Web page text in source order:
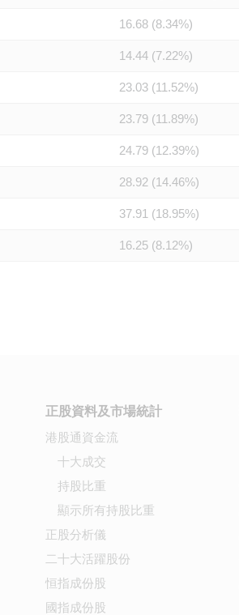
16.68 (8.34%)
14.44 (7.22%)
23.03 (11.52%)
23.79 (11.89%)
24.79 (12.39%)
28.92 (14.46%)
37.91 (18.95%)
16.25 (8.12%)
正股資料及市場統計
港股通資金流
十大成交
持股比重
顯示所有持股比重
正股分析儀
二十大活躍股份
恒指成份股
國指成份股